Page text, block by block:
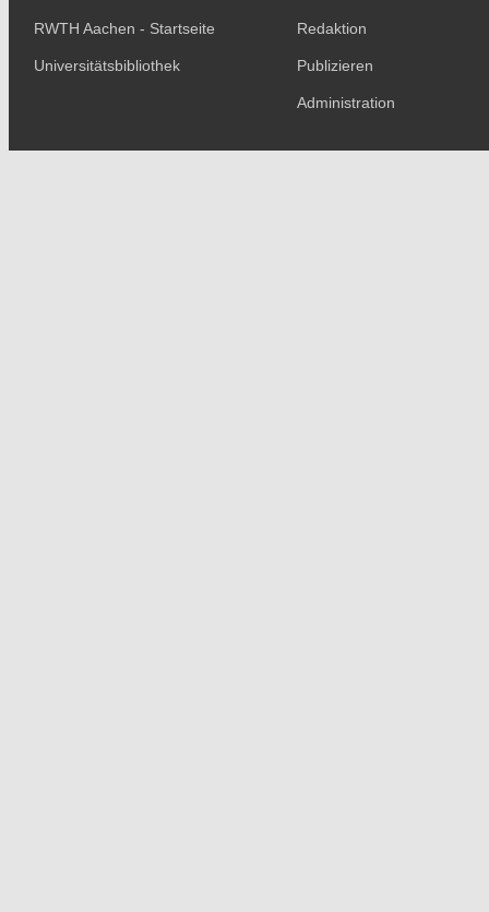
RWTH Aachen - Startseite
Universitätsbibliothek
Redaktion
Publizieren
Administration